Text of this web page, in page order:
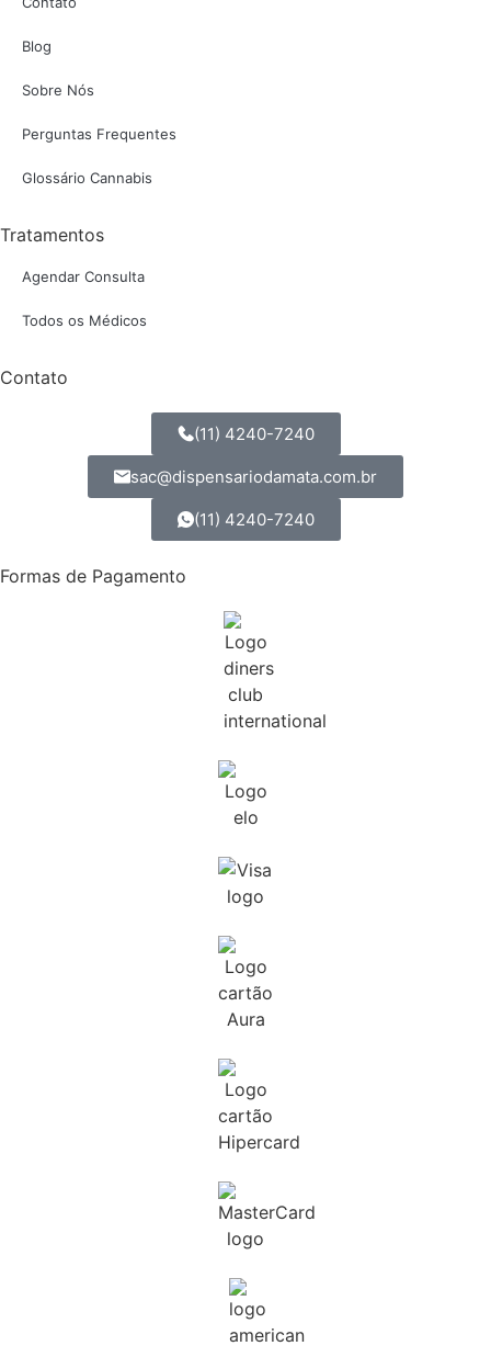
Blog
Sobre Nós
Perguntas Frequentes
Glossário Cannabis
Tratamentos
Agendar Consulta
Todos os Médicos
Contato
(11) 4240-7240
sac@dispensariodamata.com.br
(11) 4240-7240
Formas de Pagamento